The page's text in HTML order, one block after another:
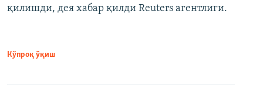
қилишди, дея хабар қилди Reuters агентлиги.
Кўпроқ ўқиш